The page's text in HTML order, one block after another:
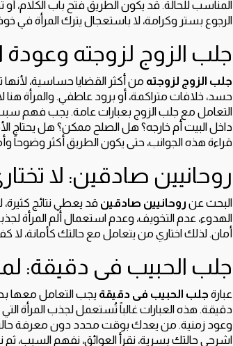
المناسب للحالة. قد يكون الطريق فتح باب الكلام، أو
الرجوع بستر وكرامة، لا باستعجال يترك المرأة في
جلب الزوج لزوجته وعودة
جلب الزوج لزوجته من أكثر القضايا حساسية،
حسد، خلافات متراكمة، أو برود عاطفي. والمرأة
التعامل مع جلب الزوج بعبارات عامة. يجب فهم
داخل البيت أم خارجه؟ هل الصلح ممكن؟ هل يحتاج
قراءة هذه الجوانب، حتى يكون الطريق أكثر وضوحاً
روحانيين صادقين: لا
البحث عن روحانيين صادقين قد يعطي نتائج
الهدوء، عدم التخويف، وعدم استعمال ألم المرأة
أمان. لذلك اختاري من يتعامل مع حالتك كأمانة،
جلب الحبيب فى دقيقة:
عبارة جلب الحبيب فى دقيقة يجب التعامل معها
دقيقة. هذه العبارات غالباً تُستعمل لجذب المرأة
وعود زمنية. من يعدك بوقت محدد دون معرفة
اشرحي حالتك بسرية، نقرأ العوائق، نفهم السبب،